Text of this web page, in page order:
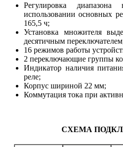
Регулировка
использовании основных
165,5 ч;
Установка множителя
десятичным
16 режимов работы
2 переключающие группы
Индикатор наличия
реле;
Корпус шириной 22 мм;
Коммутация тока при
СХЕМА